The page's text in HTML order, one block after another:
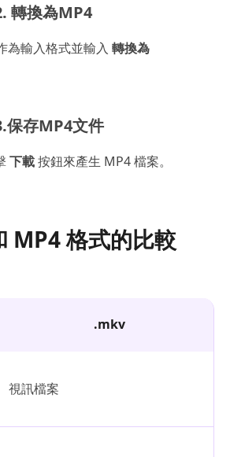
轉換為MP4
為輸入格式並輸入 轉換為
保存MP4文件
下載按鈕來產生 MP4 檔案。
MP4 格式的比較
.mkv
視訊檔案